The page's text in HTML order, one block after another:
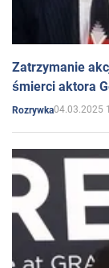
Zatrzymanie
śmierci aktora
Rozrywka04.03.2025